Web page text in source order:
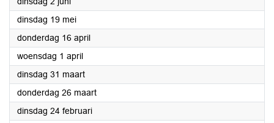
dinsdag 19 mei2026
donderdag 16 april2026
woensdag 1 april2026
dinsdag 31 maart2026
donderdag 26 maart2026
dinsdag 24 februari2026